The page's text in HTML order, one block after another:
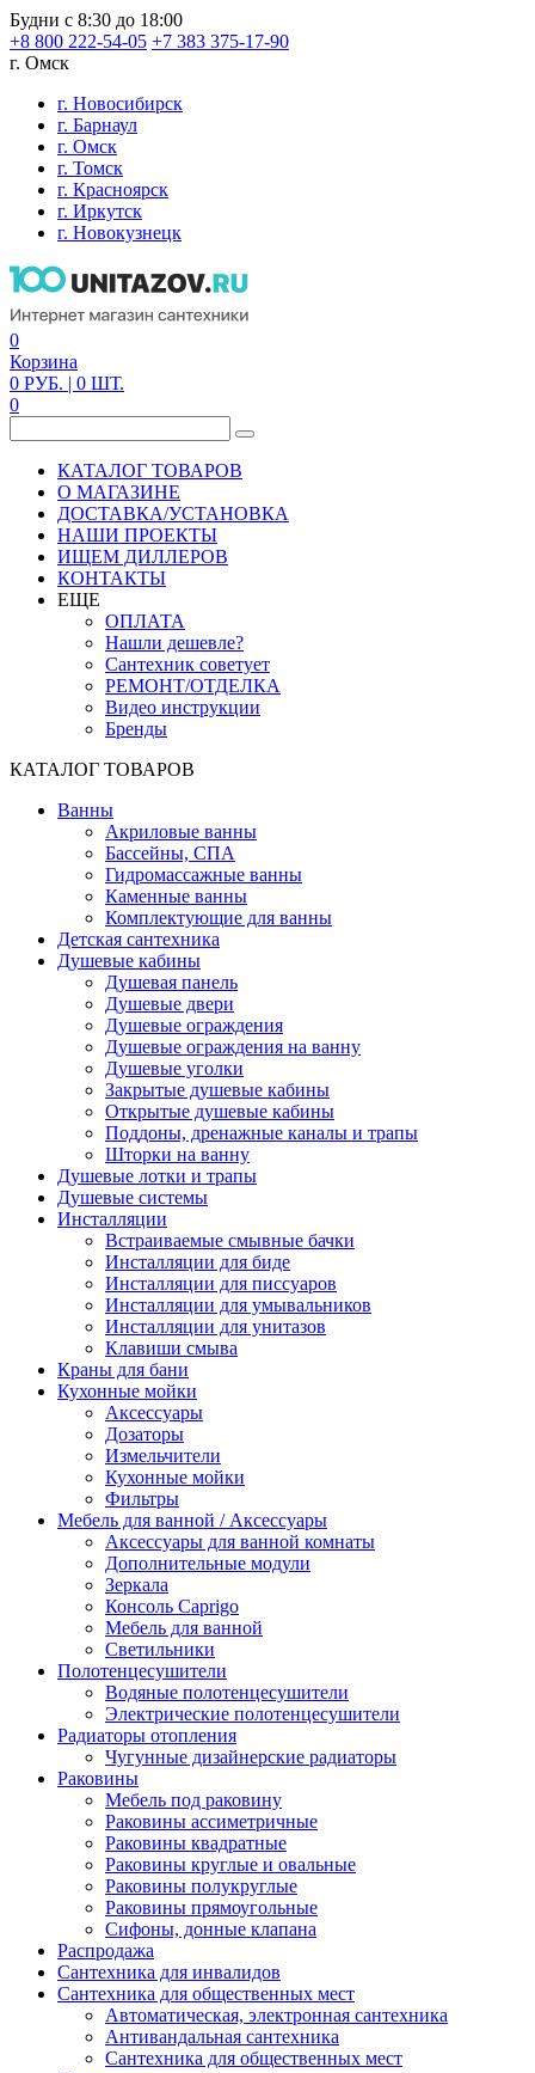
Будни с 8:30 до 18:00
+8 800 222-54-05 +7 383 375-17-90
г. Омск
г. Новосибирск
г. Барнаул
г. Омск
г. Томск
г. Красноярск
г. Иркутск
г. Новокузнецк
0
Корзина
0 РУБ. | 0 ШТ.
0
КАТАЛОГ ТОВАРОВ
О МАГАЗИНЕ
ДОСТАВКА/УСТАНОВКА
НАШИ ПРОЕКТЫ
ИЩЕМ ДИЛЛЕРОВ
КОНТАКТЫ
ЕЩЕ
ОПЛАТА
Нашли дешевле?
Сантехник советует
РЕМОНТ/ОТДЕЛКА
Видео инструкции
Бренды
КАТАЛОГ ТОВАРОВ
Ванны
Акриловые ванны
Бассейны, СПА
Гидромассажные ванны
Каменные ванны
Комплектующие для ванны
Детская сантехника
Душевые кабины
Душевая панель
Душевые двери
Душевые ограждения
Душевые ограждения на ванну
Душевые уголки
Закрытые душевые кабины
Открытые душевые кабины
Поддоны, дренажные каналы и трапы
Шторки на ванну
Душевые лотки и трапы
Душевые системы
Инсталляции
Встраиваемые смывные бачки
Инсталляции для биде
Инсталляции для писсуаров
Инсталляции для умывальников
Инсталляции для унитазов
Клавиши смыва
Краны для бани
Кухонные мойки
Аксессуары
Дозаторы
Измельчители
Кухонные мойки
Фильтры
Мебель для ванной / Аксессуары
Аксессуары для ванной комнаты
Дополнительные модули
Зеркала
Консоль Caprigo
Мебель для ванной
Светильники
Полотенцесушители
Водяные полотенцесушители
Электрические полотенцесушители
Радиаторы отопления
Чугунные дизайнерские радиаторы
Раковины
Мебель под раковину
Раковины ассиметричные
Раковины квадратные
Раковины круглые и овальные
Раковины полукруглые
Раковины прямоугольные
Сифоны, донные клапана
Распродажа
Сантехника для инвалидов
Сантехника для общественных мест
Автоматическая, электронная сантехника
Антивандальная сантехника
Сантехника для общественных мест